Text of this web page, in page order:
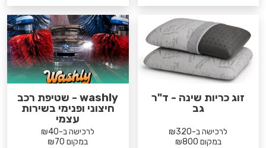
זוג כריות שינה - ד"ר
גב
לרכישה ב-₪320
במקום ₪800
washly - שטיפת רכב
חיצוני ופנימי בשירות
עצמי
לרכישה ב-₪40
במקום ₪70